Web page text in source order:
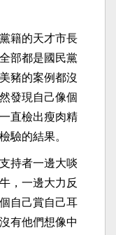
籍的天才市長
部都是國民黨
豬的案例都沒
發現自己像個
直檢出瘦肉精
驗的結果。​
持者一邊大啖
，一邊大力反
自己賞自己耳
有他們想像中